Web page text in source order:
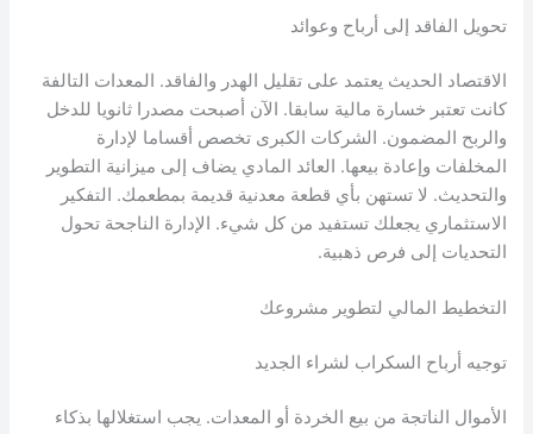
تحويل الفاقد إلى أرباح وعوائد
الاقتصاد الحديث يعتمد على تقليل الهدر والفاقد. المعدات التالفة
كانت تعتبر خسارة مالية سابقا. الآن أصبحت مصدرا ثانويا للدخل
والربح المضمون. الشركات الكبرى تخصص أقساما لإدارة
المخلفات وإعادة بيعها. العائد المادي يضاف إلى ميزانية التطوير
والتحديث. لا تستهن بأي قطعة معدنية قديمة بمطعمك. التفكير
الاستثماري يجعلك تستفيد من كل شيء. الإدارة الناجحة تحول
التحديات إلى فرص ذهبية.
التخطيط المالي لتطوير مشروعك
توجيه أرباح السكراب لشراء الجديد
الأموال الناتجة من بيع الخردة أو المعدات. يجب استغلالها بذكاء